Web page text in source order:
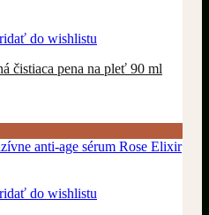
do wishlistu
čistiaca pena na pleť 90 ml
do wishlistu